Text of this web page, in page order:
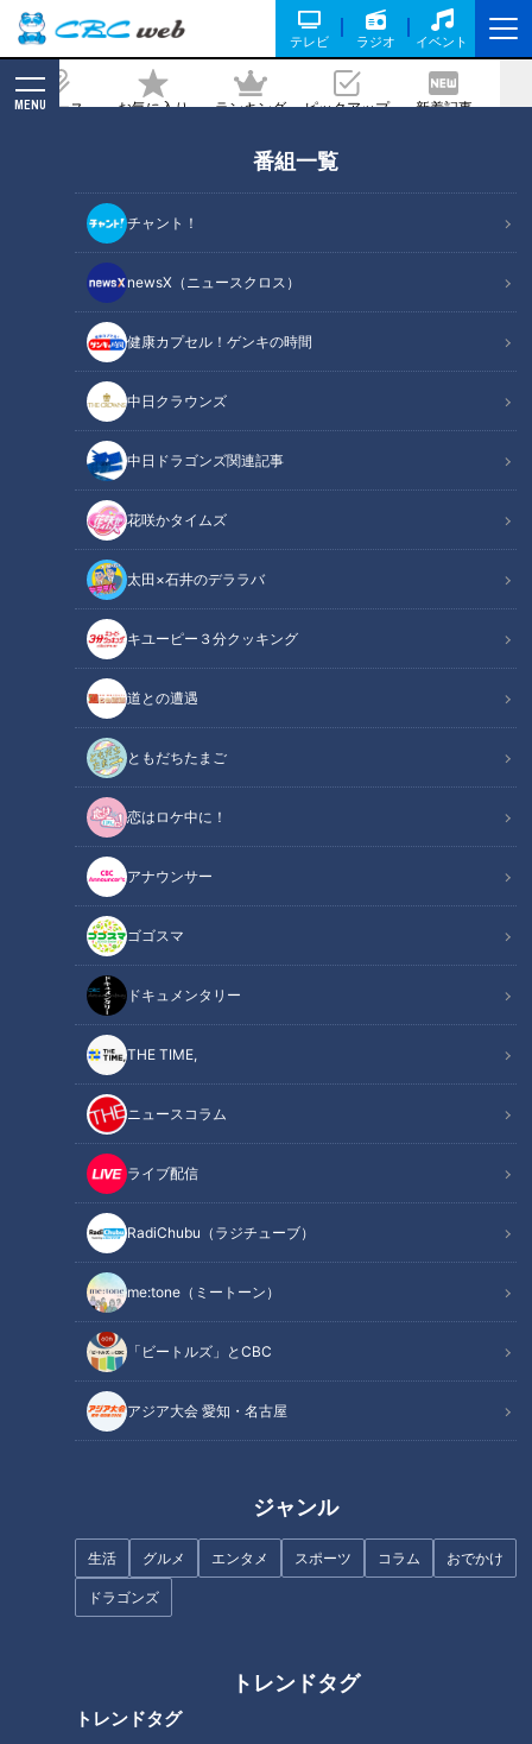
テレビ ラジオ イベント
ニュース お気に入り ランキング ピックアップ 新着記事
MENU
番組一覧
チャント！
newsX（ニュースクロス）
健康カプセル！ゲンキの時間
中日クラウンズ
中日ドラゴンズ関連記事
花咲かタイムズ
太田×石井のデララバ
キユーピー３分クッキング
道との遭遇
ともだちたまご
恋はロケ中に！
アナウンサー
ゴゴスマ
ドキュメンタリー
THE TIME,
ニュースコラム
ライブ配信
RadiChubu（ラジチューブ）
me:tone（ミートーン）
「ビートルズ」とCBC
アジア大会 愛知・名古屋
ジャンル
生活 グルメ エンタメ スポーツ コラム おでかけ
ドラゴンズ
トレンドタグ
トレンドタグ
が語るクリケットの魅力
2026/05/22 06:05
RadiChubu（ラジチューブ）
ドラ魂キング
ＣＢＣラジオ『ドラ魂キング』の「趣味コレ」は、各曜日のパ
ーソナリティの趣味にフォーカスしたコーナーです。5月20日
の放送では、安藤渚七が、9月に名古屋で開催されるアジア競
技大会の競技のひとつ「クリケット」を取り上げました。5月
に日進市の口論義（こうろぎ）運動公園で行なわれたワールド
カップ予選を観戦した模様について語ります。
関連リンク
留学先で出会ったクリケット
世界2位の競技人口
日進市で開催されたW杯予選
野球場が円形球場に大変身
形式によって違う試合時間
ランチもティータイムもあり
敵のファインプレーに大歓声
オススメ関連コンテンツ
留学先で出会ったクリケット
安藤がクリケットに興味を持ったきっかけは、高校時代に経験
した50日間のオーストラリア短期留学でした。ホームステイ
先のホストファザーが、テレビで連日クリケット中継を見てい
たのです。
オーストラリアの夏は9月から4月。この期間がクリケットの
シーズンにあたります。ラグビーが盛んな冬とは反対の時期に
ホストファザーが熱心に観戦していた光景を、安藤は今でもよ
く覚えているそうです。
日本ではまだまだ知られていないクリケットですが、世界に目
を向けると、競技人口はサッカーに次ぐ第2位。ファンの数は